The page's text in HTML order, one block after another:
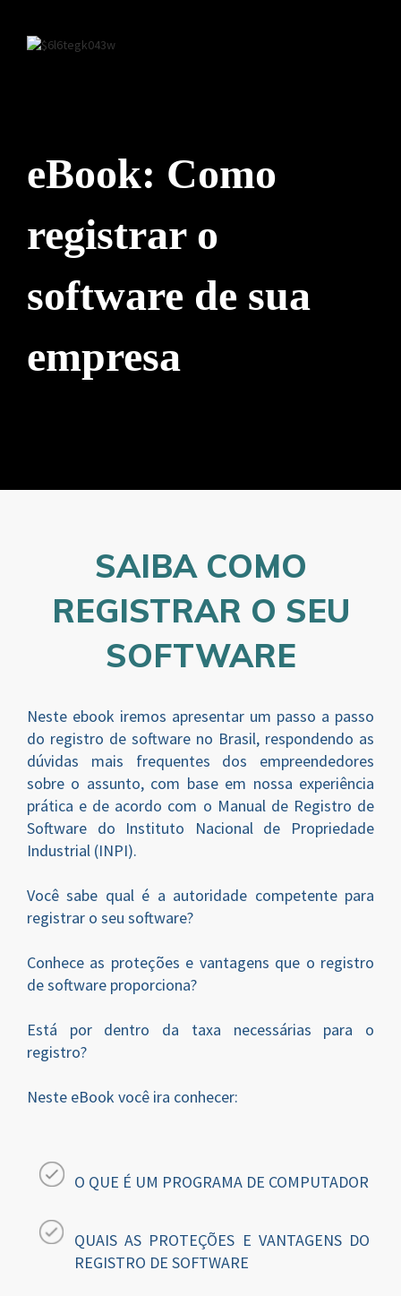
eBook: Como
registrar o
software de sua
empresa
SAIBA COMO
REGISTRAR O SEU
SOFTWARE
Neste ebook iremos apresentar um passo a passo
do registro de software no Brasil, respondendo as
dúvidas mais frequentes dos empreendedores
sobre o assunto, com base em nossa experiência
prática e de acordo com o Manual de Registro de
Software do Instituto Nacional de Propriedade
Industrial (INPI).
Você sabe qual é a autoridade competente para
registrar o seu software?
Conhece as proteções e vantagens que o registro
de software proporciona?
Está por dentro da taxa necessárias para o
registro?
Neste eBook você ira conhecer:
O QUE É UM PROGRAMA DE COMPUTADOR
QUAIS AS PROTEÇÕES E VANTAGENS DO
REGISTRO DE SOFTWARE